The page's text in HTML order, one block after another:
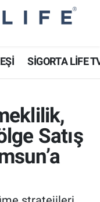
SİGORTA LİFE
Satış